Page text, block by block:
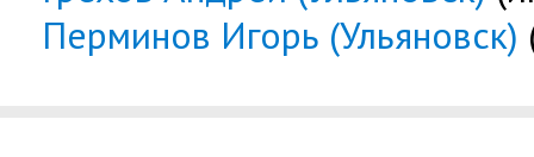
Перминов Игорь (Ульяновск)